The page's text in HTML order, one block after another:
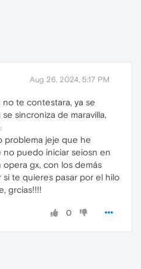
Aug 26, 2024, 5:17 PM
te contestara, ya se
sincroniza de maravilla,
problema jeje que he
puedo iniciar seiosn en
gx, con los demás
si te quieres pasar por el hilo
grcias!!!!
0